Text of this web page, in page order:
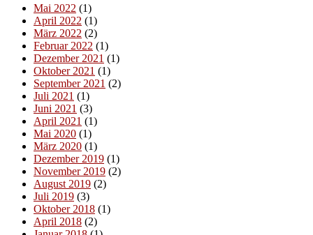
Mai 2022 (1)
April 2022 (1)
März 2022 (2)
Februar 2022 (1)
Dezember 2021 (1)
Oktober 2021 (1)
September 2021 (2)
Juli 2021 (1)
Juni 2021 (3)
April 2021 (1)
Mai 2020 (1)
März 2020 (1)
Dezember 2019 (1)
November 2019 (2)
August 2019 (2)
Juli 2019 (3)
Oktober 2018 (1)
April 2018 (2)